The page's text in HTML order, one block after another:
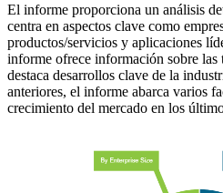
El informe proporciona un análisis
centra en aspectos clave como
productos/servicios y aplicaciones
informe ofrece información sobre las
destaca desarrollos clave de la
anteriores, el informe abarca varios
crecimiento del mercado en los